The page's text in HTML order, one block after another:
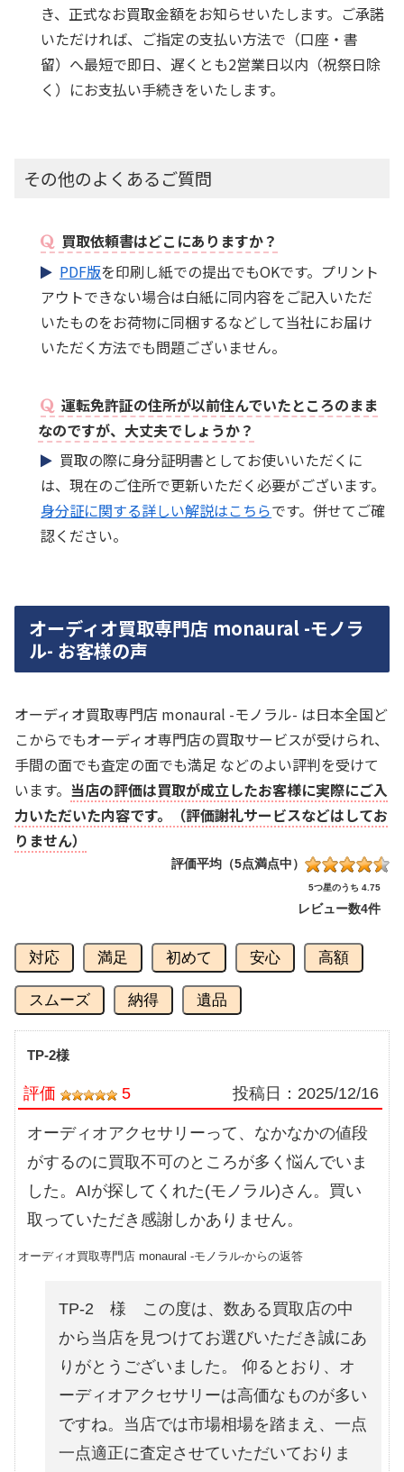
き、正式なお買取金額をお知らせいたします。ご承諾
いただければ、ご指定の支払い方法で（口座・書
留）へ最短で即日、遅くとも2営業日以内（祝祭日除
く）にお支払い手続きをいたします。
その他のよくあるご質問
買取依頼書はどこにありますか？
PDF版を印刷し紙での提出でもOKです。プリント
アウトできない場合は白紙に同内容をご記入いただ
いたものをお荷物に同梱するなどして当社にお届け
いただく方法でも問題ございません。
運転免許証の住所が以前住んでいたところのまま
なのですが、大丈夫でしょうか？
買取の際に身分証明書としてお使いいただくに
は、現在のご住所で更新いただく必要がございます。
身分証に関する詳しい解説はこちらです。併せてご確
認ください。
オーディオ買取専門店 monaural -モノラ
ル- お客様の声
オーディオ買取専門店 monaural -モノラル- は日本全国ど
こからでもオーディオ専門店の買取サービスが受けられ、
手間の面でも査定の面でも満足 などのよい評判を受けて
います。 当店の評価は買取が成立したお客様に実際にご入
力いただいた内容です。（評価謝礼サービスなどはしてお
りません）
評価平均（5点満点中）
5つ星のうち 4.75
レビュー数4件
対応 満足 初めて 安心 高額
スムーズ 納得 遺品
TP-2様
評価 5 投稿日： 2025/12/16
オーディオアクセサリーって、なかなかの値段
がするのに買取不可のところが多く悩んでいま
した。AIが探してくれた(モノラル)さん。買い
取っていただき感謝しかありません。
オーディオ買取専門店 monaural -モノラル-からの返答
TP-2 様 この度は、数ある買取店の中
から当店を見つけてお選びいただき誠にあ
りがとうございました。 仰るとおり、オ
ーディオアクセサリーは高価なものが多い
ですね。当店では市場相場を踏まえ、一点
一点適正に査定させていただいておりま